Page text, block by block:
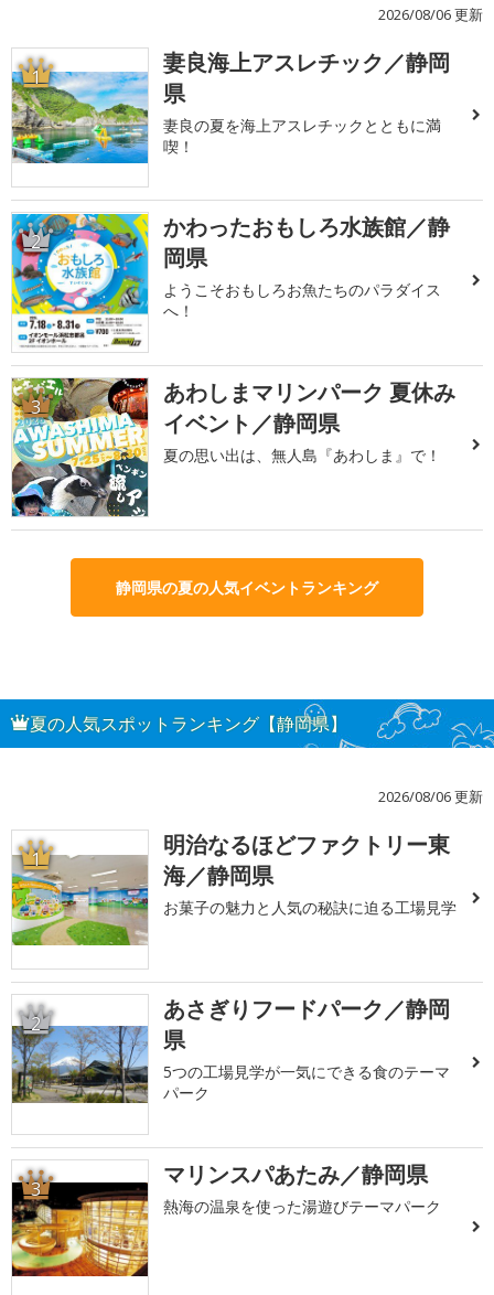
2026/08/06 更新
1
妻良海上アスレチック／静岡
県
妻良の夏を海上アスレチックとともに満
喫！
2
かわったおもしろ水族館／静
岡県
ようこそおもしろお魚たちのパラダイス
へ！
3
あわしまマリンパーク 夏休み
イベント／静岡県
夏の思い出は、無人島『あわしま』で！
静岡県の夏の人気イベントランキング
夏の人気スポットランキング【静岡県】
2026/08/06 更新
1
明治なるほどファクトリー東
海／静岡県
お菓子の魅力と人気の秘訣に迫る工場見学
2
あさぎりフードパーク／静岡
県
5つの工場見学が一気にできる食のテーマ
パーク
3 マリンスパあたみ／静岡県
熱海の温泉を使った湯遊びテーマパーク